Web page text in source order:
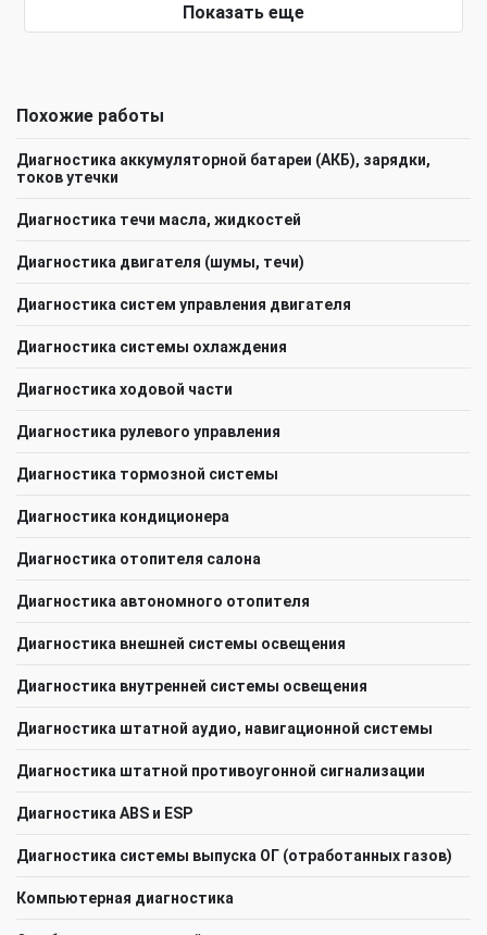
Показать еще
Похожие работы
Диагностика аккумуляторной батареи (АКБ), зарядки,
токов утечки
Диагностика течи масла, жидкостей
Диагностика двигателя (шумы, течи)
Диагностика систем управления двигателя
Диагностика системы охлаждения
Диагностика ходовой части
Диагностика рулевого управления
Диагностика тормозной системы
Диагностика кондиционера
Диагностика отопителя салона
Диагностика автономного отопителя
Диагностика внешней системы освещения
Диагностика внутренней системы освещения
Диагностика штатной аудио, навигационной системы
Диагностика штатной противоугонной сигнализации
Диагностика ABS и ESP
Диагностика системы выпуска ОГ (отработанных газов)
Компьютерная диагностика